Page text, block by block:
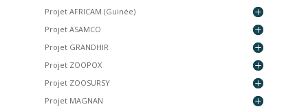
Projet AFRICAM (Guinée)
Projet ASAMCO
Projet GRANDHIR
Projet ZOOPOX
Projet ZOOSURSY
Projet MAGNAN